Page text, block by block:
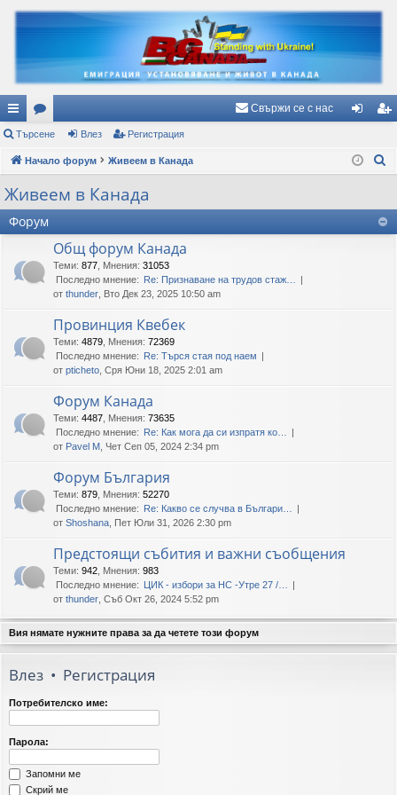
ъ
рз
и
вр
ки
ор
ум
Свържи се с нас
з ис
ац
Търсене Влез Регистрация
Начало форум Живеем в Канада
е
Живеем в Канада
Форум
Общ форум Канада
Теми: 877 Мнения: 31053
Последно мнение: Re: Признаване на трудов стаж…
от thunder , Вто Дек 23, 2025 10:50 am
Провинция Квебек
Теми: 4879 Мнения: 72369
Последно мнение: Re: Търся стая под наем
от pticheto , Сря Юни 18, 2025 2:01 am
Форум Канада
Теми: 4487 Мнения: 73635
Последно мнение: Re: Как мога да си изпратя ко…
от Pavel M , Чет Сеп 05, 2024 2:34 pm
Форум България
Теми: 879 Мнения: 52270
Последно мнение: Re: Какво се случва в Българи…
от Shoshana , Пет Юли 31, 2026 2:30 pm
Предстоящи събития и важни съобщения
Теми: 942 Мнения: 983
Последно мнение: ЦИК - избори за НС -Утре 27 /…
от thunder , Съб Окт 26, 2024 5:52 pm
Вия нямате нужните права за да четете този форум
Влез • Регистрация
Потребителско име:
Парола:
Запомни ме
Скрий ме